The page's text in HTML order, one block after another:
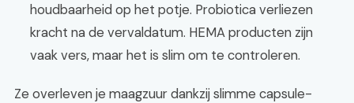
houdbaarheid op het potje. Probiotica verliezen
kracht na de vervaldatum. HEMA producten zijn
vaak vers, maar het is slim om te controleren.
Ze overleven je maagzuur dankzij slimme capsule-